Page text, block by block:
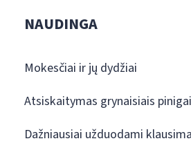
NAUDINGA
Mokesčiai ir jų dydžiai
Atsiskaitymas grynaisiais
Dažniausiai užduodami